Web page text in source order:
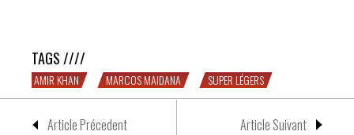
TAGS ////
AMIR KHAN MARCOS MAIDANA SUPER LÉGERS
Article Précedent Article Suivant